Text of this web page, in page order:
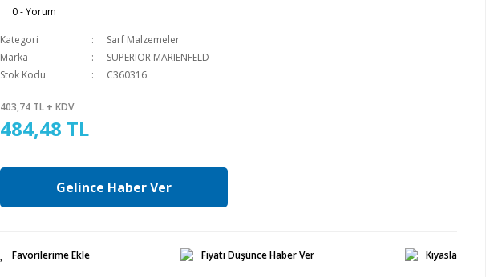
0 - Yorum
Kategori
Sarf Malzemeler
Marka
SUPERIOR MARIENFELD
Stok Kodu
C360316
403,74 TL + KDV
484,48 TL
Gelince Haber Ver
Fiyatı Düşünce Haber Ver Kıyasla